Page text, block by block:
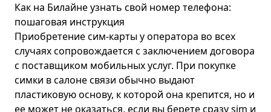
Как на Билайне узнать свой номер телефона:
пошаговая инструкция
Приобретение сим-карты у оператора во всех
случаях сопровождается с заключением договора
с поставщиком мобильных услуг. При покупке
симки в салоне связи обычно выдают
пластиковую основу, к которой она крепится, но и
ее может не оказаться, если вы берете сразу sim и